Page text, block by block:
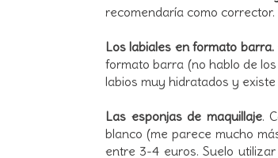
recomendaría como
Los labiales en formato barra.
formato barra (no hablo de
labios muy hidratados y
Las esponjas de maquillaje.
blanco (me parece mucho
entre 3-4 euros. Suelo